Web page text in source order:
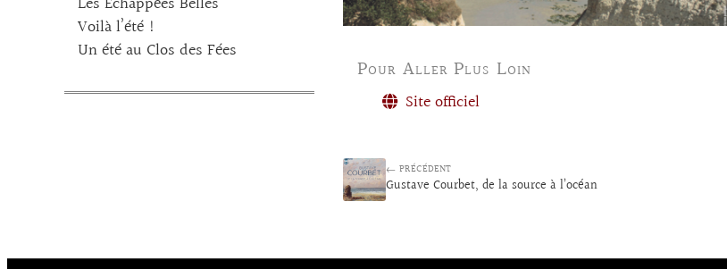
Voilà l’été !
Un été au Clos des Fées
Pour Aller Plus Loin
Site officiel
← PRÉCÉDENT
Gustave Courbet, de la source à l’océan